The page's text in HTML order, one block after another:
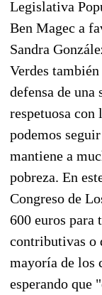
Legislativa
Ben Magec a
Sandra
Verdes
defensa de
respetuosa con
podemos
mantiene a
pobreza. En
Congreso de
600 euros para
contributivas o
mayoría de los
esperando que